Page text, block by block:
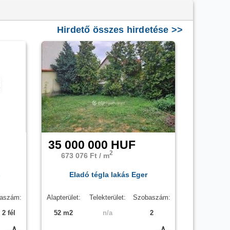
környezetben.
erről az eladó panel lakásról!Ha gondolod nézelődj
eladó lakásnak az ára28 900 000 HUF
Hirdető összes hirdetése >>
fél
35 000 000 HUF
673 076 Ft / m2
Eladó tégla lakás Eger
Alapterület: Telekterület:
Szobaszám:
52 m2
n/a 2